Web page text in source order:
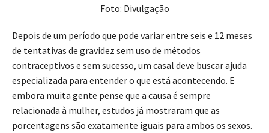
Foto: Divulgação
Depois de um período que pode variar entre seis e 12 meses
de tentativas de gravidez sem uso de métodos
contraceptivos e sem sucesso, um casal deve buscar ajuda
especializada para entender o que está acontecendo. E
embora muita gente pense que a causa é sempre
relacionada à mulher, estudos já mostraram que as
porcentagens são exatamente iguais para ambos os sexos.